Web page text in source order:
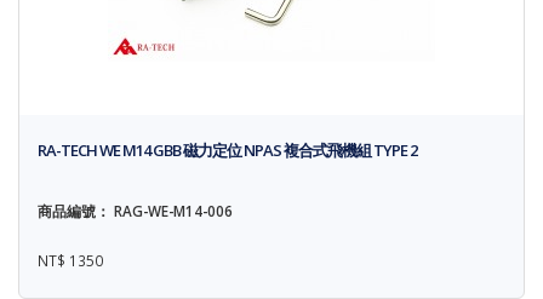
RA-TECH WE M14 GBB 磁力定位 NPAS 複合式飛機組 TYPE 2
商品編號： RAG-WE-M14-006
NT$ 1350